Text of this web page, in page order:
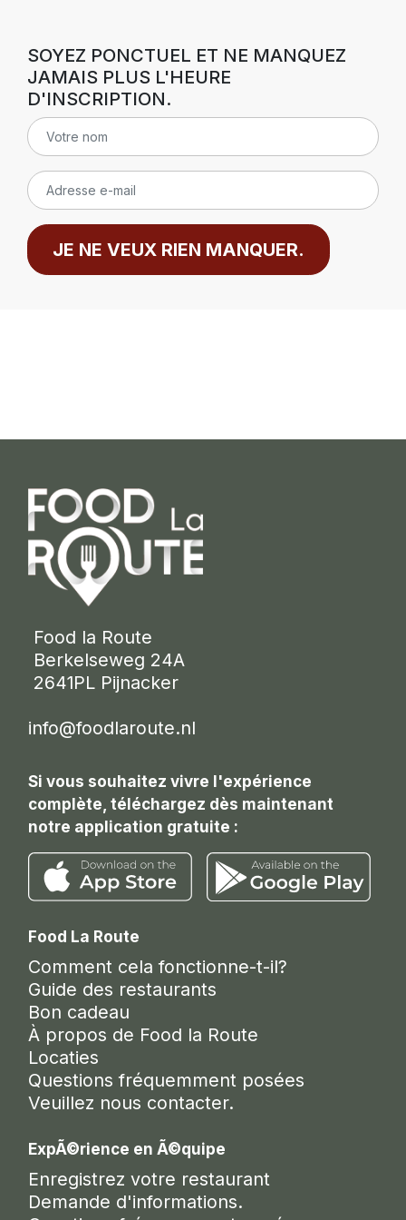
SOYEZ PONCTUEL ET NE MANQUEZ
JAMAIS PLUS L'HEURE
D'INSCRIPTION.
JE NE VEUX RIEN MANQUER.
Food la Route
Berkelseweg 24A
2641PL Pijnacker
info@foodlaroute.nl
Si vous souhaitez vivre l'expérience
complète, téléchargez dès maintenant
notre application gratuite :
Food La Route
Comment cela fonctionne-t-il?
Guide des restaurants
Bon cadeau
À propos de Food la Route
Locaties
Questions fréquemment posées
Veuillez nous contacter.
ExpÃ©rience en Ã©quipe
Enregistrez votre restaurant
Demande d'informations.